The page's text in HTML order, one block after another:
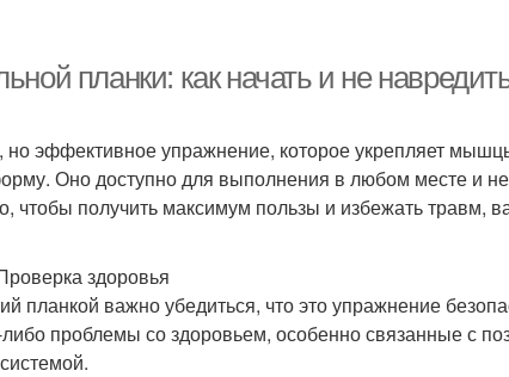
планки: как начать и не
но эффективное упражнение, которое укрепляет
Оно доступно для выполнения в любом месте и не
чтобы получить максимум пользы и избежать травм,
здоровья
планкой важно убедиться, что это упражнение
либо проблемы со здоровьем, особенно связанные с